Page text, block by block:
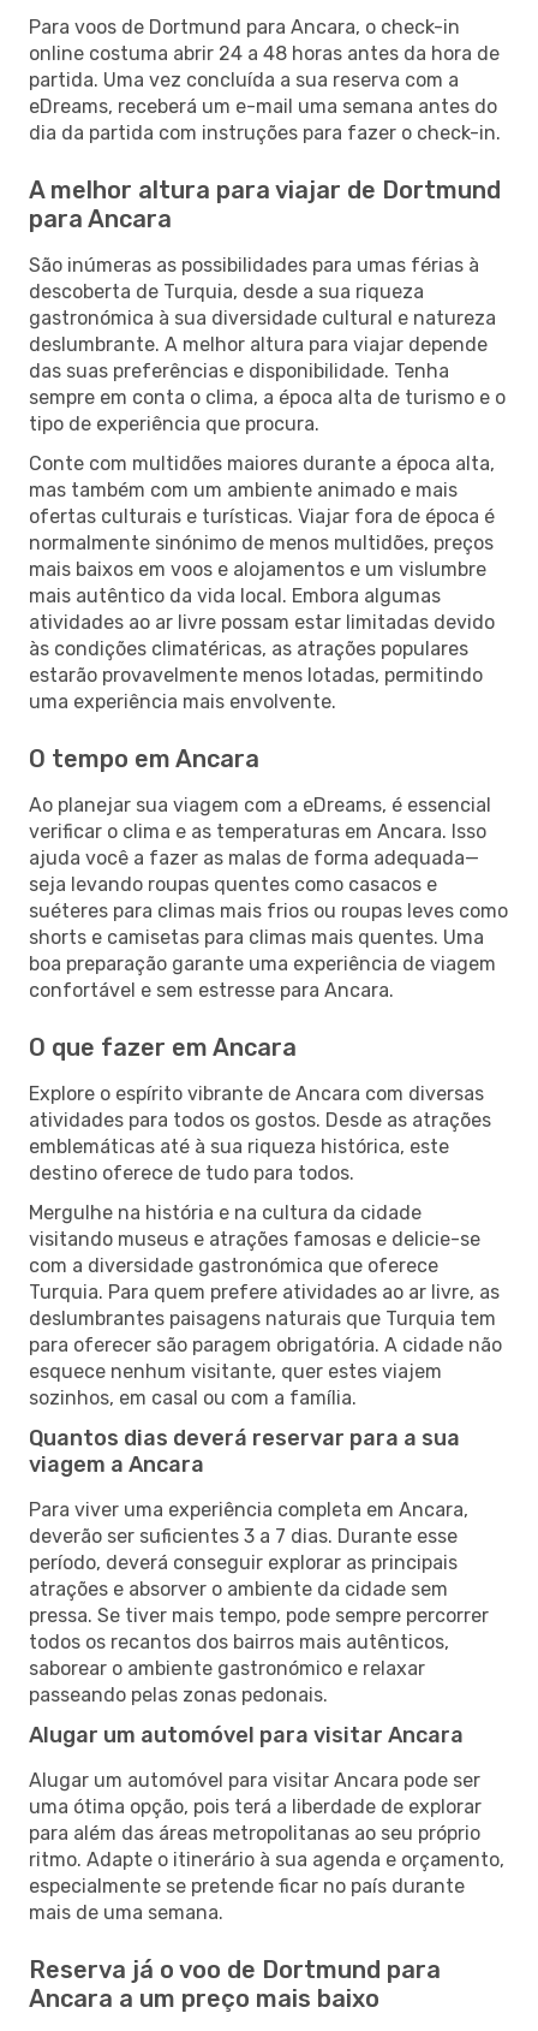
Para voos de Dortmund para Ancara, o check-in
online costuma abrir 24 a 48 horas antes da hora de
partida. Uma vez concluída a sua reserva com a
eDreams, receberá um e-mail uma semana antes do
dia da partida com instruções para fazer o check-in.
A melhor altura para viajar de Dortmund
para Ancara
São inúmeras as possibilidades para umas férias à
descoberta de Turquia, desde a sua riqueza
gastronómica à sua diversidade cultural e natureza
deslumbrante. A melhor altura para viajar depende
das suas preferências e disponibilidade. Tenha
sempre em conta o clima, a época alta de turismo e o
tipo de experiência que procura.
Conte com multidões maiores durante a época alta,
mas também com um ambiente animado e mais
ofertas culturais e turísticas. Viajar fora de época é
normalmente sinónimo de menos multidões, preços
mais baixos em voos e alojamentos e um vislumbre
mais autêntico da vida local. Embora algumas
atividades ao ar livre possam estar limitadas devido
às condições climatéricas, as atrações populares
estarão provavelmente menos lotadas, permitindo
uma experiência mais envolvente.
O tempo em Ancara
Ao planejar sua viagem com a eDreams, é essencial
verificar o clima e as temperaturas em Ancara. Isso
ajuda você a fazer as malas de forma adequada—
seja levando roupas quentes como casacos e
suéteres para climas mais frios ou roupas leves como
shorts e camisetas para climas mais quentes. Uma
boa preparação garante uma experiência de viagem
confortável e sem estresse para Ancara.
O que fazer em Ancara
Explore o espírito vibrante de Ancara com diversas
atividades para todos os gostos. Desde as atrações
emblemáticas até à sua riqueza histórica, este
destino oferece de tudo para todos.
Mergulhe na história e na cultura da cidade
visitando museus e atrações famosas e delicie-se
com a diversidade gastronómica que oferece
Turquia. Para quem prefere atividades ao ar livre, as
deslumbrantes paisagens naturais que Turquia tem
para oferecer são paragem obrigatória. A cidade não
esquece nenhum visitante, quer estes viajem
sozinhos, em casal ou com a família.
Quantos dias deverá reservar para a sua
viagem a Ancara
Para viver uma experiência completa em Ancara,
deverão ser suficientes 3 a 7 dias. Durante esse
período, deverá conseguir explorar as principais
atrações e absorver o ambiente da cidade sem
pressa. Se tiver mais tempo, pode sempre percorrer
todos os recantos dos bairros mais autênticos,
saborear o ambiente gastronómico e relaxar
passeando pelas zonas pedonais.
Alugar um automóvel para visitar Ancara
Alugar um automóvel para visitar Ancara pode ser
uma ótima opção, pois terá a liberdade de explorar
para além das áreas metropolitanas ao seu próprio
ritmo. Adapte o itinerário à sua agenda e orçamento,
especialmente se pretende ficar no país durante
mais de uma semana.
Reserva já o voo de Dortmund para
Ancara a um preço mais baixo